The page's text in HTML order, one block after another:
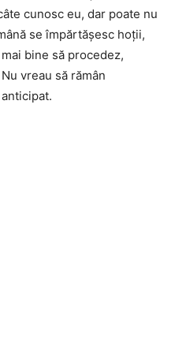
cunosc eu, dar poate nu
se împărtășesc hoții,
bine să procedez,
vreau să rămân